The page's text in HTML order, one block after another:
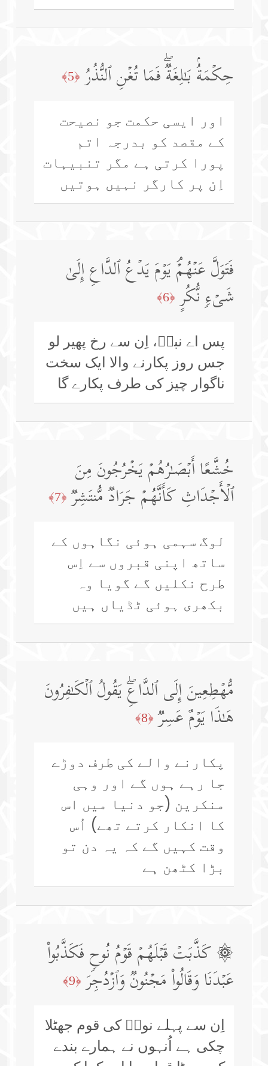
حِكۡمَةُۢ بَـٰلِغَةࣱۖ فَمَا تُغۡنِ ٱلنُّذُرُ ﴿5﴾
اور ایسی حکمت جو نصیحت
کے مقصد کو بدرجہ اتم
پورا کرتی ہے مگر تنبیہات
اِن پر کارگر نہیں ہوتیں
فَتَوَلَّ عَنۡهُمۡۘ یَوۡمَ یَدۡعُ ٱلدَّاعِ إِلَىٰ
شَیۡءࣲ نُّكُرٍ ﴿6﴾
پس اے نبیؐ، اِن سے رخ پھیر لو
جس روز پکارنے والا ایک سخت
ناگوار چیز کی طرف پکارے گا
خُشَّعًا أَبۡصَـٰرُهُمۡ یَخۡرُجُونَ مِنَ
ٱلۡأَجۡدَاثِ كَأَنَّهُمۡ جَرَادࣱ مُّنتَشِرࣱ ﴿7﴾
لوگ سہمی ہوئی نگاہوں کے
ساتھ اپنی قبروں سے اِس
طرح نکلیں گے گویا وہ
بکھری ہوئی ٹڈیاں ہیں
مُّهۡطِعِینَ إِلَى ٱلدَّاعِۖ یَقُولُ ٱلۡكَـٰفِرُونَ
هَـٰذَا یَوۡمٌ عَسِرࣱ ﴿8﴾
پکارنے والے کی طرف دوڑے
جا رہے ہوں گے اور وہی
منکرین (جو دنیا میں اس
کا انکار کرتے تھے) اُس
وقت کہیں گے کہ یہ دن تو
بڑا کٹھن ہے
۞ كَذَّبَتۡ قَبۡلَهُمۡ قَوۡمُ نُوحࣲ فَكَذَّبُوا۟
عَبۡدَنَا وَقَالُوا۟ مَجۡنُونࣱ وَٱزۡدُجِرَ ﴿9﴾
اِن سے پہلے نوحؑ کی قوم جھٹلا
چکی ہے اُنہوں نے ہمارے بندے